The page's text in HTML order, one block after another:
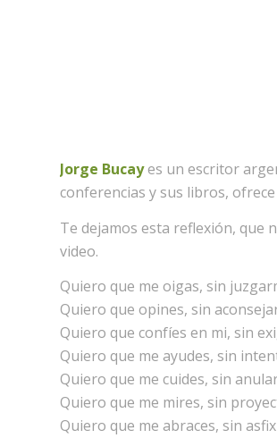
Jorge Bucayes un escritor
conferencias y sus libros,
Te dejamos esta reflexión, que
video.
Quiero que me oigas, sin
Quiero que opines, sin
Quiero que confíes en mi, sin
Quiero que me ayudes, sin
Quiero que me cuides, sin
Quiero que me mires, sin
Quiero que me abraces, sin